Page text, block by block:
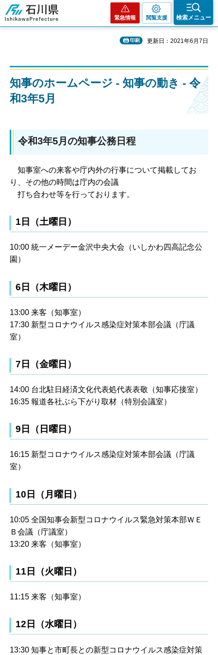
石川県
緊急情報 閲覧支援 検索メニュー
印刷 更新日：2021年6月7日
知事のホームページ - 知事の動き - 令
和3年5月
令和3年5月の知事公務日程
知事室への来客や庁内外の行事について掲載してお
り、その他の時間は庁内の会議
打ち合わせ等を行っております。
1日（土曜日）
10:00 統一メーデー金沢中央大会（いしかわ四高記念公
園）
6日（木曜日）
13:00 来客（知事室）
17:30 新型コロナウイルス感染症対策本部会議（庁議
室）
7日（金曜日）
14:00 台北駐日経済文化代表処代表表敬（知事応接室）
16:35 報道各社ぶら下がり取材（特別会議室）
9日（日曜日）
16:15 新型コロナウイルス感染症対策本部会議（庁議
室）
10日（月曜日）
10:05 全国知事会新型コロナウイルス緊急対策本部ＷＥ
Ｂ会議（庁議室）
13:20 来客（知事室）
11日（火曜日）
11:15 来客（知事室）
12日（水曜日）
13:30 知事と市町長との新型コロナウイルス感染症対策